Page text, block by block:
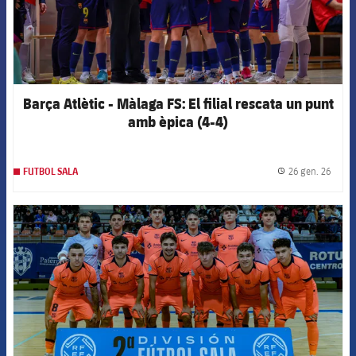
Barça Atlètic - Màlaga FS: El filial rescata un punt
amb èpica (4-4)
FUTBOL SALA 26 gen. 26
FCB Barcelona badge